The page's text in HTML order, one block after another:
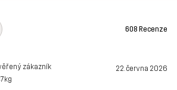
608 Recenze
zákazník 22. června 2026